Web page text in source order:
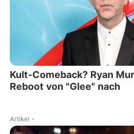
Kult-Comeback? Ryan
Reboot von "Glee" nach
Artikel -